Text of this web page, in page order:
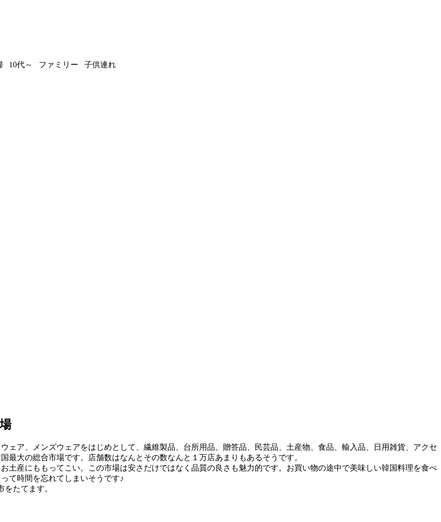
10代～ ファミリー 子供連れ
ェア、メンズウェアをはじめとして、繊維製品、台所用品、贈答品、民芸品、土産物、食品、輸入品、日用雑貨、アクセ
最大の総合市場です。店舗数はなんとその数なんと１万店あまりもあるそうです。
土産にももってこい。この市場は安さだけではなく品質の良さも魅力的です。お買い物の途中で美味しい韓国料理を食べ
て時間を忘れてしまいそうです♪
たてます。